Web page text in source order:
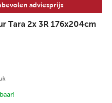
adviesprijs
Tara 2x 3R 176x204cm